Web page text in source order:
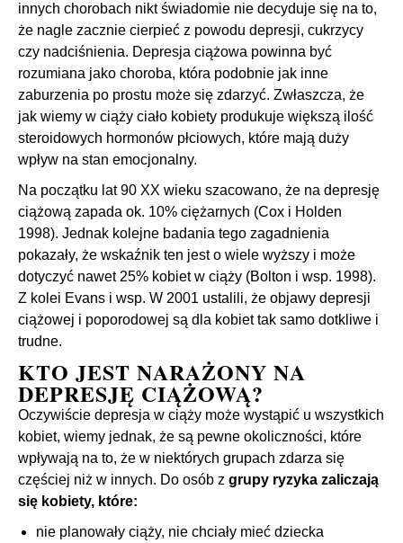
innych chorobach nikt świadomie nie decyduje się na to,
że nagle zacznie cierpieć z powodu depresji, cukrzycy
czy nadciśnienia. Depresja ciążowa powinna być
rozumiana jako choroba, która podobnie jak inne
zaburzenia po prostu może się zdarzyć. Zwłaszcza, że
jak wiemy w ciąży ciało kobiety produkuje większą ilość
steroidowych hormonów płciowych, które mają duży
wpływ na stan emocjonalny.
Na początku lat 90 XX wieku szacowano, że na depresję
ciążową zapada ok. 10% ciężarnych (Cox i Holden
1998). Jednak kolejne badania tego zagadnienia
pokazały, że wskaźnik ten jest o wiele wyższy i może
dotyczyć nawet 25% kobiet w ciąży (Bolton i wsp. 1998).
Z kolei Evans i wsp. W 2001 ustalili, że objawy depresji
ciążowej i poporodowej są dla kobiet tak samo dotkliwe i
trudne.
KTO JEST NARAŻONY NA
DEPRESJĘ CIĄŻOWĄ?
Oczywiście depresja w ciąży może wystąpić u wszystkich
kobiet, wiemy jednak, że są pewne okoliczności, które
wpływają na to, że w niektórych grupach zdarza się
częściej niż w innych. Do osób z grupy ryzyka zaliczają
się kobiety, które:
nie planowały ciąży, nie chciały mieć dziecka